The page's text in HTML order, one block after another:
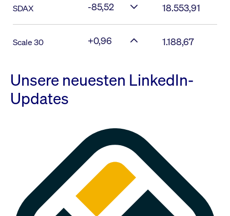
SDAX -85,52 18.553,91
Scale 30 +0,96 1.188,67
Unsere neuesten LinkedIn-
Updates